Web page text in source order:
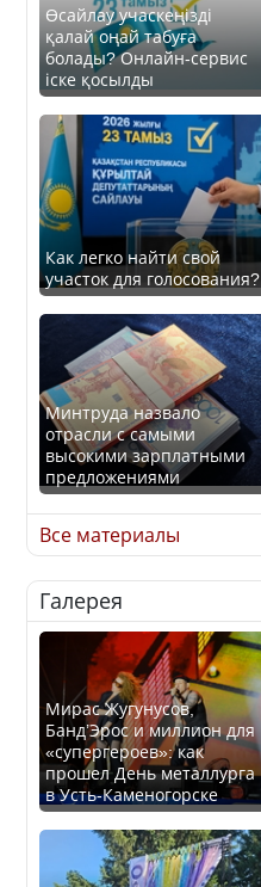
Өсайлау учаскеңізді
қалай оңай табуға
болады? Онлайн-сервис
іске қосылды
Как легко найти свой
участок для голосования?
Минтруда назвало
отрасли с самыми
высокими зарплатными
предложениями
Искусственный интеллект
официально включили в
школьную программу
Казахстана
В Казахстане стало
проще получить
направления на
медицинские
обследования
Все материалы
Галерея
Мирас Жугунусов,
Банд’Эрос и миллион для
«супергероев»: как
прошел День металлурга
в Усть-Каменогорске